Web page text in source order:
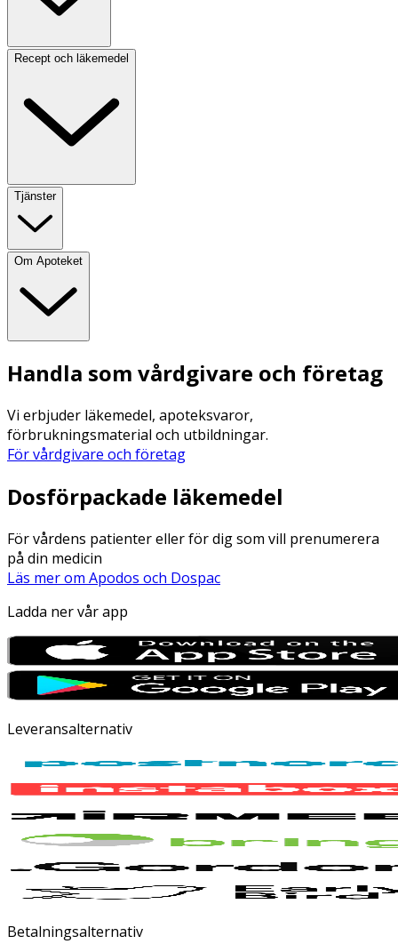
Recept och läkemedel
Tjänster
Om Apoteket
Handla som vårdgivare och företag
Vi erbjuder läkemedel, apoteksvaror,
förbrukningsmaterial och utbildningar.
För vårdgivare och företag
Dosförpackade läkemedel
För vårdens patienter eller för dig som vill prenumerera
på din medicin
Läs mer om Apodos och Dospac
Ladda ner vår app
Leveransalternativ
Betalningsalternativ